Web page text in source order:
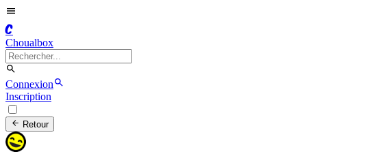
C
Choualbox
Connexion
Inscription
Retour